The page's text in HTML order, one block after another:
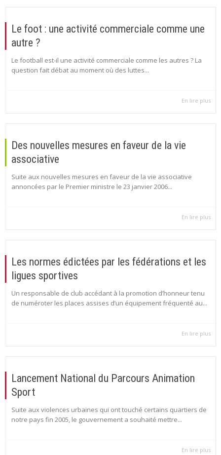
Le foot : une activité commerciale comme une
autre ?
Le football est-il une activité commerciale comme les autres ? La
question fait débat au moment où des luttes...
En lire plus
Des nouvelles mesures en faveur de la vie
associative
Suite aux nouvelles mesures en faveur de la vie associative
annoncées par le Premier ministre le 23 janvier 2006...
En lire plus
Les normes édictées par les fédérations et les
ligues sportives
Un responsable de club accédant à la promotion d’honneur tenu
de numéroter les places assises d’un équipement fréquenté au...
En lire plus
Lancement National du Parcours Animation
Sport
Suite aux violences urbaines qui ont touché certains quartiers de
notre pays fin 2005, le gouvernement a souhaité mettre...
En lire plus